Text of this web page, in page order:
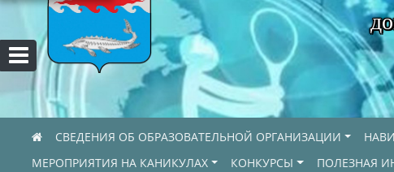
СВЕДЕНИЯ ОБ ОБРАЗОВАТЕЛЬНОЙ ОРГАНИЗАЦИИ
МЕРОПРИЯТИЯ НА КАНИКУЛАХ
КОНКУРСЫ ПОЛЕЗНАЯ